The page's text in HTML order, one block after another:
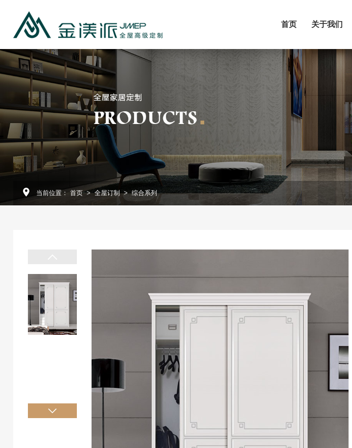
首页
首页
关于我们
队
当前位置： 首页 > 全屋订制 > 综合系列